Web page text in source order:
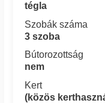
tégla
Szobák száma
3 szoba
Bútorozottság
nem
Kert
(közös